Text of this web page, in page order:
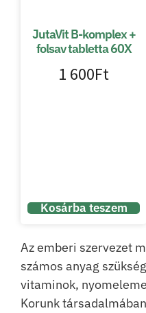
JutaVit B-komplex +
folsav tabletta 60X
1 600Ft
Kosárba teszem
Az emberi szervezet
számos anyag
vitaminok,
Korunk